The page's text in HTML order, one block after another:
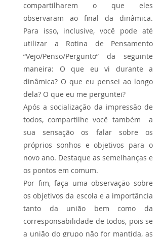
compartilharem o que eles
observaram ao final da dinâmica.
Para isso, inclusive, você pode até
utilizar a Rotina de Pensamento
“Vejo/Penso/Pergunto” da seguinte
maneira: O que eu vi durante a
dinâmica? O que eu pensei ao longo
dela? O que eu me perguntei?
Após a socialização da impressão de
todos, compartilhe você também  a
sua sensação os falar sobre os
próprios sonhos e objetivos para o
novo ano. Destaque as semelhanças e
os pontos em comum.
Por fim, faça uma observação sobre
os objetivos da escola e a importância
tanto da união bem como da
corresponsabilidade de todos, pois se
a união do grupo não for mantida, as